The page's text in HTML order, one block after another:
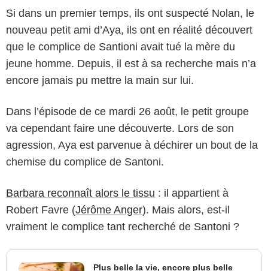
Si dans un premier temps, ils ont suspecté Nolan, le
nouveau petit ami d’Aya, ils ont en réalité découvert
que le complice de Santioni avait tué la mère du
jeune homme. Depuis, il est à sa recherche mais n’a
encore jamais pu mettre la main sur lui.
Dans l’épisode de ce mardi 26 août, le petit groupe
va cependant faire une découverte. Lors de son
agression, Aya est parvenue à déchirer un bout de la
chemise du complice de Santoni.
Barbara reconnaît alors le tissu : il appartient à
Robert Favre (Jérôme Anger). Mais alors, est-il
vraiment le complice tant recherché de Santoni ?
Plus belle la vie, encore plus belle